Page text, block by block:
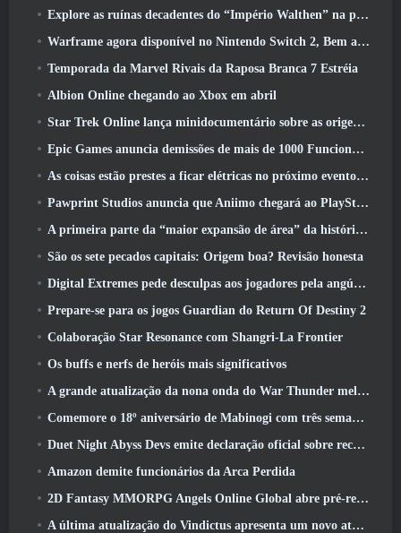
Explore as ruínas decadentes do “Império Walthen” na próxima grande atualização do RAVEN2
Warframe agora disponível no Nintendo Switch 2, Bem a tempo para o lançamento do Shadowgrapher
Temporada da Marvel Rivais da Raposa Branca 7 Estréia
Albion Online chegando ao Xbox em abril
Star Trek Online lança minidocumentário sobre as origens da Federação para comemorar o 16º aniversário
Epic Games anuncia demissões de mais de 1000 Funcionários, Citando “Desaceleração no Engajamento Fortnite”
As coisas estão prestes a ficar elétricas no próximo evento Aftershock do Apex Legends
Pawprint Studios anuncia que Aniimo chegará ao PlayStation 5 E a Epic Games Store nos lançamentos
A primeira parte da “maior expansão de área” da história do RuneScape é lançada hoje
São os sete pecados capitais: Origem boa? Revisão honesta
Digital Extremes pede desculpas aos jogadores pela angústia causada por “convites nefastos” no Warframe
Prepare-se para os jogos Guardian do Return Of Destiny 2
Colaboração Star Resonance com Shangri-La Frontier
Os buffs e nerfs de heróis mais significativos
A grande atualização da nona onda do War Thunder melhora a aparência das batalhas navais com visuais aquáticos aprimorados
Comemore o 18º aniversário de Mabinogi com três semanas de eventos e recompensas
Duet Night Abyss Devs emite declaração oficial sobre recente incidente de malware após atualização do jogo
Amazon demite funcionários da Arca Perdida
2D Fantasy MMORPG Angels Online Global abre pré-registro
A última atualização do Vindictus apresenta um novo ataque onde os jogadores enfrentarão o Guardião de Caliburn